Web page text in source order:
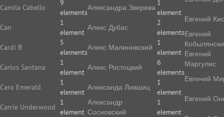
Camila Cabello
9
elements
Can
1
element
Cardi B
5
elements
Carlos Santana
1
element
Caro Emerald
1
element
Carrie Underwood
1
element
Алек­сан­дра Зве­ре­ва
1
element
Алекс Дубас
2
elements
Алекс Малиновский
1
element
Алекс Ростоцкий
6
elements
Александа Лившиц
1
element
Александр
Сосновский
1
element
Евгений
Евгений
Евгений
Маргулис
Евгений
Евгений